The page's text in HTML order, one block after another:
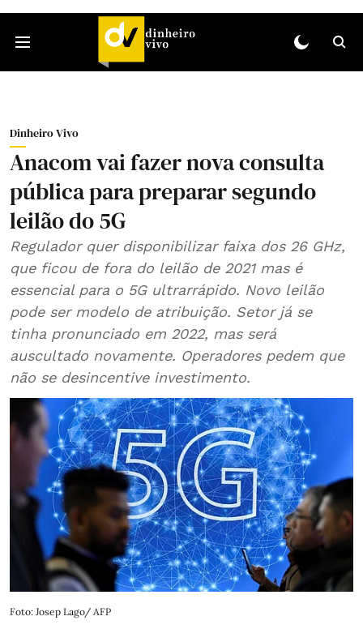
Dinheiro Vivo
Anacom vai fazer nova consulta
pública para preparar segundo
leilão do 5G
Regulador quer disponibilizar faixa dos 26 GHz,
que ficou de fora do leilão de 2021 mas é
essencial para o 5G ultrarrápido. Novo leilão
pode ser modelo de atribuição. Setor já se
tinha pronunciado em 2022, mas será
auscultado novamente. Operadores pedem que
não se desincentive investimento.
Foto: Josep Lago/ AFP